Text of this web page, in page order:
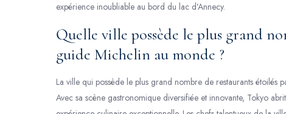
expérience inoubliable au bord du lac d’Annecy.
Quelle ville possède le plus grand
guide Michelin au monde ?
La ville qui possède le plus grand nombre de restaurants étoilés
Avec sa scène gastronomique diversifiée et innovante, Tokyo